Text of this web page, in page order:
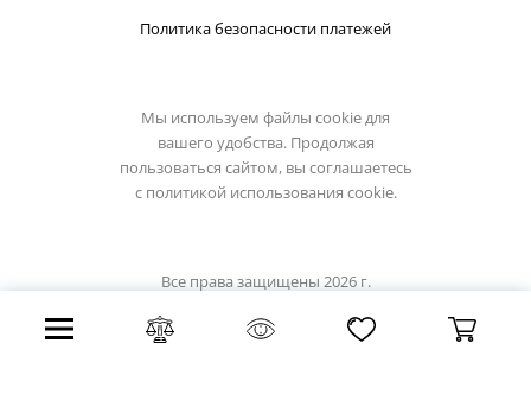
Политика безопасности платежей
Мы используем файлы cookie для
вашего удобства. Продолжая
пользоваться сайтом, вы соглашаетесь
с политикой использования cookie.
Все права защищены 2026 г.